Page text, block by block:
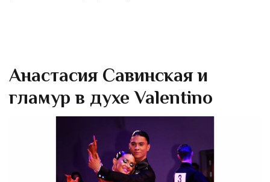
Анастасия Савинская и
гламур в духе Valentino